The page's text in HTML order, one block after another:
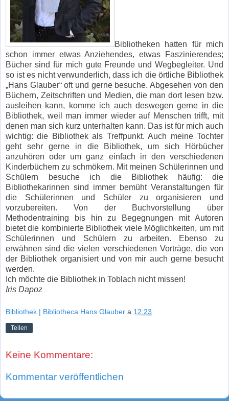
Bibliotheken hatten für mich
schon immer etwas Anziehendes, etwas Faszinierendes;
Bücher sind für mich gute Freunde und Wegbegleiter. Und
so ist es nicht verwunderlich, dass ich die örtliche Bibliothek
„Hans Glauber“ oft und gerne besuche. Abgesehen von den
Büchern, Zeitschriften und Medien, die man dort lesen bzw.
ausleihen kann, komme ich auch deswegen gerne in die
Bibliothek, weil man immer wieder auf Menschen trifft, mit
denen man sich kurz unterhalten kann. Das ist für mich auch
wichtig: die Bibliothek als Treffpunkt. Auch meine Tochter
geht sehr gerne in die Bibliothek, um sich Hörbücher
anzuhören oder um ganz einfach in den verschiedenen
Kinderbüchern zu schmökern. Mit meinen Schülerinnen und
Schülern besuche ich die Bibliothek häufig: die
Bibliothekarinnen sind immer bemüht Veranstaltungen für
die Schülerinnen und Schüler zu organisieren und
vorzubereiten. Von der Buchvorstellung über
Methodentraining bis hin zu Begegnungen mit Autoren
bietet die kombinierte Bibliothek viele Möglichkeiten, um mit
Schülerinnen und Schülern zu arbeiten. Ebenso zu
erwähnen sind die vielen verschiedenen Vorträge, die von
der Bibliothek organisiert und von mir auch gerne besucht
werden.
Ich möchte die Bibliothek in Toblach nicht missen!
Iris Dapoz
Bibliothek | Bibliotheca Hans Glauber a 12:23
Teilen
Keine Kommentare:
Kommentar veröffentlichen